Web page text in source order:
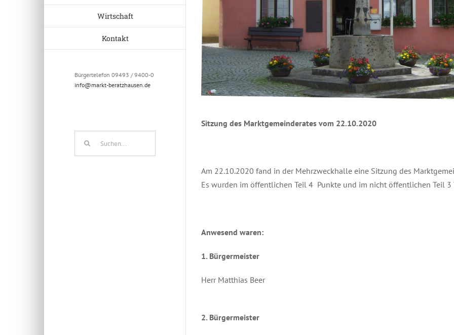
Wirtschaft
Kontakt
Bürgertelefon 09493 / 9400-0
info@markt-beratzhausen.de
Sitzung des Marktgemeinderates vom 22.10.2020
Am 22.10.2020 fand in der Mehrzweckhalle eine Sitzung des
Es wurden im öffentlichen Teil 4 Punkte und im nicht öffentlichen Teil
Anwesend waren:
1. Bürgermeister
Herr Matthias Beer
2. Bürgermeister